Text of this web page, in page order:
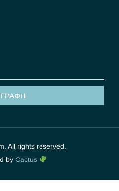
All rights reserved.
by Cactus